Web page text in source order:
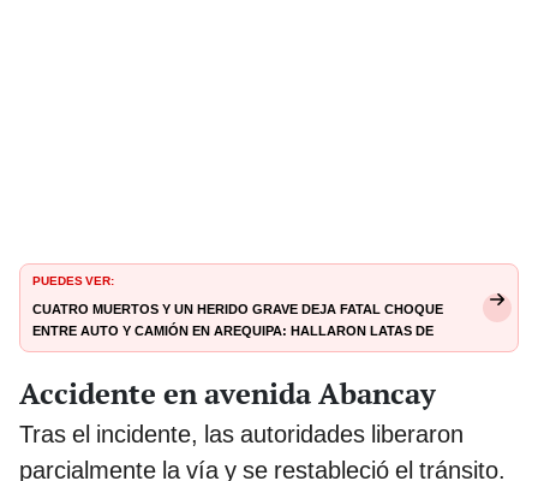
PUEDES VER:
Cuatro muertos y un herido grave deja fatal choque
entre auto y camión en Arequipa: hallaron latas de
cerveza
Accidente en avenida Abancay
Tras el incidente, las autoridades liberaron
parcialmente la vía y se restableció el tránsito.